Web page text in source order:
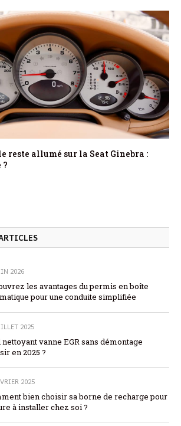
reste allumé sur la Seat Ginebra :
?
2026
les avantages du permis en boîte
pour une conduite simplifiée
2025
nettoyant vanne EGR sans démontage
en 2025 ?
2025
bien choisir sa borne de recharge pour
à installer chez soi ?